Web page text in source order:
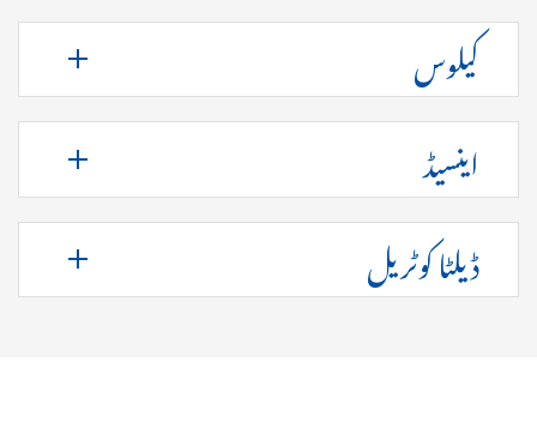
کیلوس
اینسیڈ
ڈیلٹا کوٹریل